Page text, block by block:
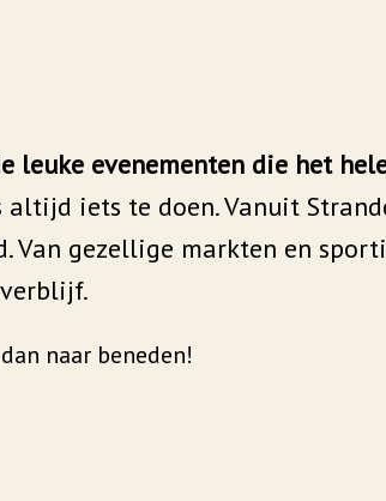
leuke evenementen die het
iets te doen. Vanuit
Van gezellige markten en
naar beneden!